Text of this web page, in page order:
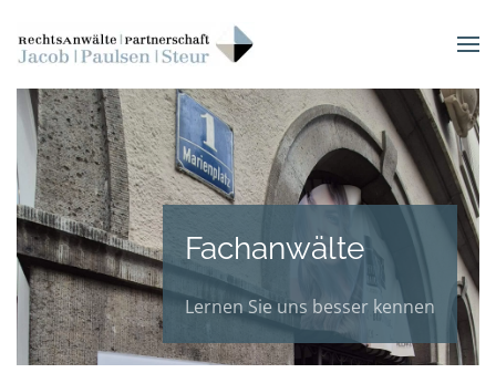
Skip to main content
Fachanwälte
Lernen Sie uns besser kennen